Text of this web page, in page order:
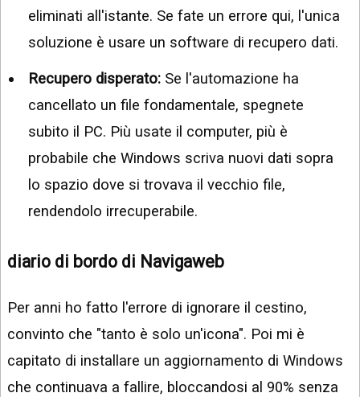
eliminati all'istante. Se fate un errore qui, l'unica
soluzione è usare un software di recupero dati.
Recupero disperato: Se l'automazione ha
cancellato un file fondamentale, spegnete
subito il PC. Più usate il computer, più è
probabile che Windows scriva nuovi dati sopra
lo spazio dove si trovava il vecchio file,
rendendolo irrecuperabile.
diario di bordo di Navigaweb
Per anni ho fatto l'errore di ignorare il cestino,
convinto che "tanto è solo un'icona". Poi mi è
capitato di installare un aggiornamento di Windows
che continuava a fallire, bloccandosi al 90% senza